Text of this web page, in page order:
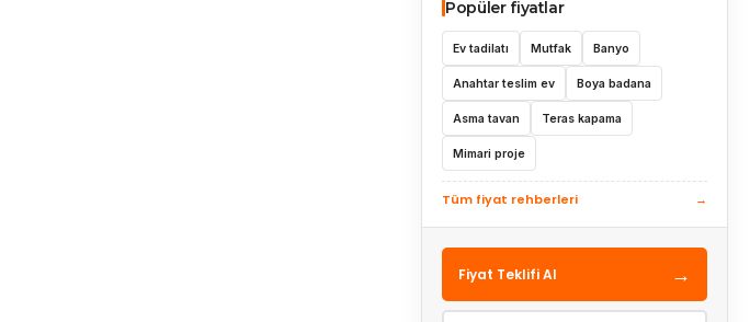
Popüler fiyatlar
Ev tadilatı Mutfak Banyo
Anahtar teslim ev Boya badana
Asma tavan Teras kapama
Mimari proje
Tüm fiyat rehberleri →
Fiyat Teklifi Al →